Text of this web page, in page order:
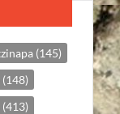
(145)
(148)
(413)